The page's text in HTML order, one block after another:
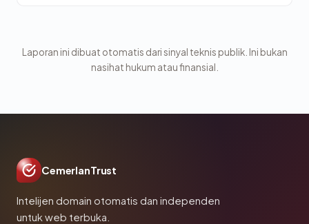
Laporan ini dibuat otomatis dari sinyal teknis publik. Ini bukan
nasihat hukum atau finansial.
CemerlanTrust
Intelijen domain otomatis dan independen
untuk web terbuka.